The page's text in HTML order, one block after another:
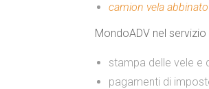
camion vela
MondoADV nel
stampa delle vele e
pagamenti di